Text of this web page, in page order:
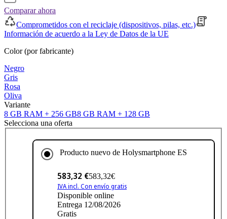
Comparar ahora
Comprometidos con el reciclaje (dispositivos, pilas, etc.)
Información de acuerdo a la Ley de Datos de la UE
Color (por fabricante)
Negro
Gris
Rosa
Oliva
Variante
8 GB RAM + 256 GB8 GB RAM + 128 GB
Selecciona una oferta
Producto nuevo de Holysmartphone ES
583,32 €583,32€
IVA incl. Con envío gratis
Disponible online
Entrega 12/08/2026
Gratis